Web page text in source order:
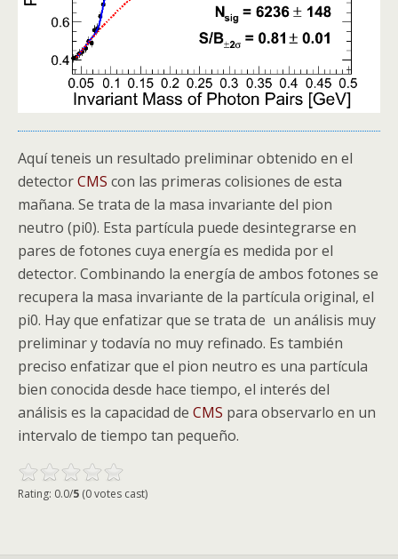
Aquí teneis un resultado preliminar obtenido en el
detectorCMS con las primeras colisiones de esta
mañana. Se trata de la masa invariante del pion
neutro (pi0). Esta partícula puede desintegrarse en
pares de fotones cuya energía es medida por el
detector. Combinando la energía de ambos fotones se
recupera la masa invariante de la partícula original, el
pi0. Hay que enfatizar que se trata de un análisis muy
preliminar y todavía no muy refinado. Es también
preciso enfatizar que el pion neutro es una partícula
bien conocida desde hace tiempo, el interés del
análisis es la capacidad de CMS para observarlo en un
intervalo de tiempo tan pequeño.
Rating: 0.0/5 (0 votes cast)